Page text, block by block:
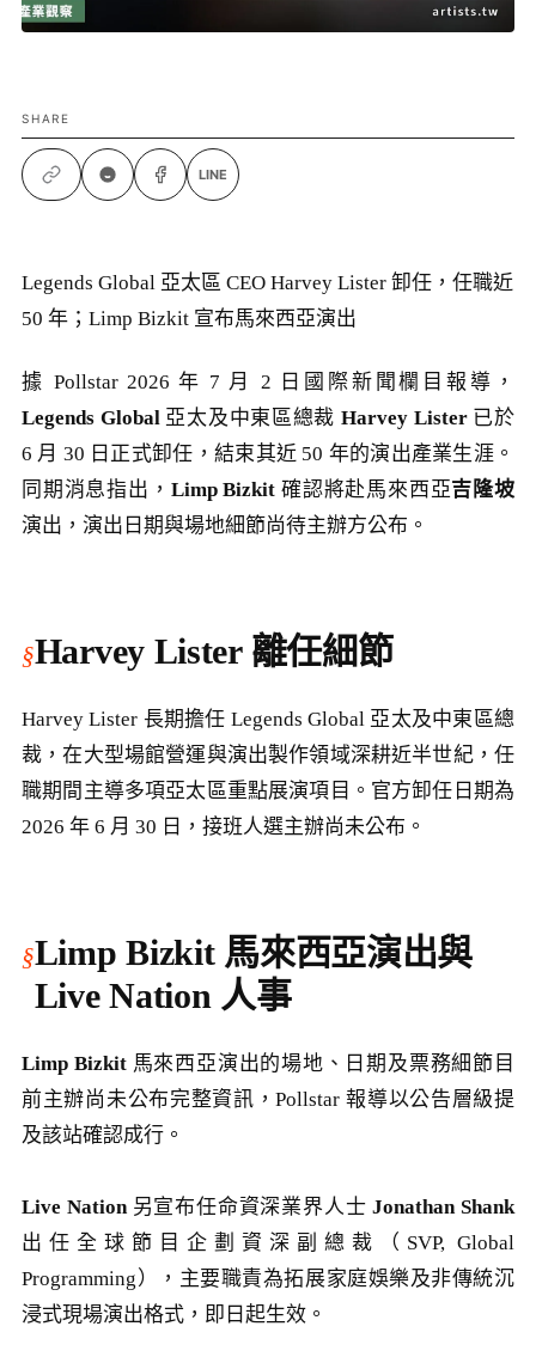
SHARE
LINE
Legends Global 亞太區 CEO Harvey Lister 卸任，任職近
50 年；Limp Bizkit 宣布馬來西亞演出
據 Pollstar 2026 年 7 月 2 日國際新聞欄目報導，
Legends Global亞太及中東區總裁 Harvey Lister已於
6 月 30 日正式卸任，結束其近 50 年的演出產業生涯。
同期消息指出， Limp Bizkit 確認將赴馬來西亞吉隆坡
演出，演出日期與場地細節尚待主辦方公布。
Harvey Lister 離任細節
Harvey Lister 長期擔任 Legends Global 亞太及中東區總
裁，在大型場館營運與演出製作領域深耕近半世紀，任
職期間主導多項亞太區重點展演項目。官方卸任日期為
2026 年 6 月 30 日，接班人選主辦尚未公布。
Limp Bizkit 馬來西亞演出與
Live Nation 人事
Limp Bizkit馬來西亞演出的場地、日期及票務細節目
前主辦尚未公布完整資訊，Pollstar 報導以公告層級提
及該站確認成行。
Live Nation另宣布任命資深業界人士Jonathan Shank
出任全球節目企劃資深副總裁（SVP, Global
Programming），主要職責為拓展家庭娛樂及非傳統沉
浸式現場演出格式，即日起生效。